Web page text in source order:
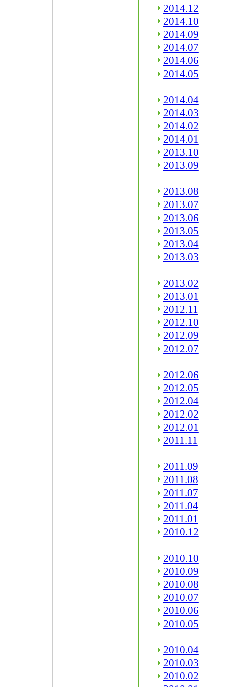
2014.12
2014.10
2014.09
2014.07
2014.06
2014.05
2014.04
2014.03
2014.02
2014.01
2013.10
2013.09
2013.08
2013.07
2013.06
2013.05
2013.04
2013.03
2013.02
2013.01
2012.11
2012.10
2012.09
2012.07
2012.06
2012.05
2012.04
2012.02
2012.01
2011.11
2011.09
2011.08
2011.07
2011.04
2011.01
2010.12
2010.10
2010.09
2010.08
2010.07
2010.06
2010.05
2010.04
2010.03
2010.02